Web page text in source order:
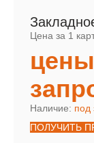
Цена за 1
Наличие: под
ПОЛУЧИТЬ